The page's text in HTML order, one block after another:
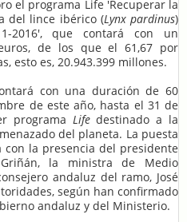
el programa Life 'Recuperar la
del lince ibérico (Lynx pardinus)
2016', que contará con un
de los que el 61,67 por
esto es, 20.943.399 millones.
con una duración de 60
de este año, hasta el 31 de
programa Lifedestinado a la
del planeta. La puesta
la presencia del presidente
la ministra de Medio
andaluz del ramo, José
según han confirmado
andaluz y del Ministerio.